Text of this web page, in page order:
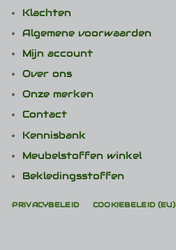
Klachten
Algemene voorwaarden
Mijn account
Over ons
Onze merken
Contact
Kennisbank
Meubelstoffen winkel
Bekledingsstoffen
PRIVACYBELEID COOKIEBELEID (EU)